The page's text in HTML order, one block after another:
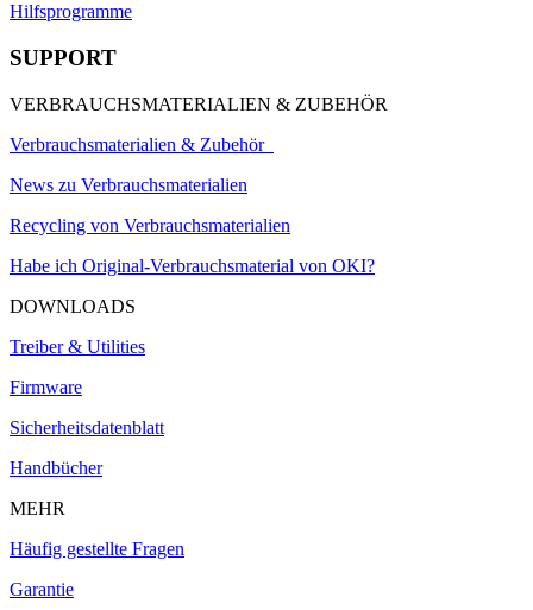
Hilfsprogramme
SUPPORT
VERBRAUCHSMATERIALIEN & ZUBEHÖR
Verbrauchsmaterialien & Zubehör
News zu Verbrauchsmaterialien
Recycling von Verbrauchsmaterialien
Habe ich Original-Verbrauchsmaterial von OKI?
DOWNLOADS
Treiber & Utilities
Firmware
Sicherheitsdatenblatt
Handbücher
MEHR
Häufig gestellte Fragen
Garantie